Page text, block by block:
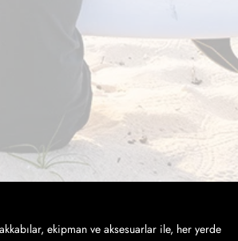
ekipman ve aksesuarlar ile, her yerde